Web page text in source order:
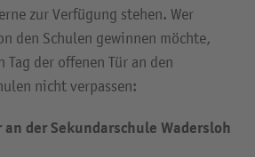
zur Verfügung stehen. Wer
den Schulen gewinnen möchte,
der offenen Tür an den
nicht verpassen:
an der Sekundarschule Wadersloh